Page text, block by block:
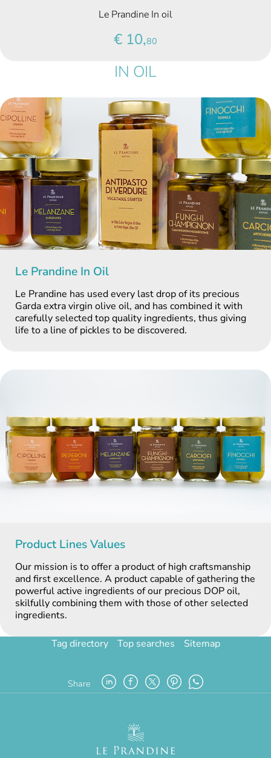
Le Prandine In oil
€ 10,80
IN OIL
Le Prandine In Oil
Le Prandine has used every last drop of its precious
Garda extra virgin olive oil, and has combined it with
carefully selected top quality ingredients, thus giving
life to a line of pickles to be discovered.
Product Lines Values
Our mission is to offer a product of high craftsmanship
and first excellence. A product capable of gathering the
powerful active ingredients of our precious DOP oil,
skilfully combining them with those of other selected
ingredients.
Tag directory Top searches Sitemap
Share